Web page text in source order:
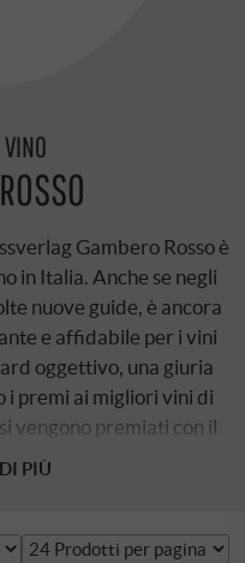
Gambero Rossoè
in Italia. Anche se negli
nuove guide, è ancora
e affidabile per i vini
oggettivo, una giuria
i premi ai migliori vini di
vengono premiati con il
…PIÙ